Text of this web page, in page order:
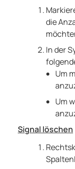
die
In der
Um
Um
Signal löschen